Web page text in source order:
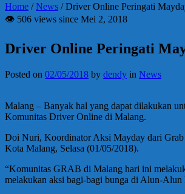
Home /News /Driver Online Peringati
👁 506 views since Mei 2, 2018
Driver Online Peringati
Posted on 02/05/2018 by dendy in News
Malang – Banyak hal yang dapat dilakukan
Komunitas Driver Online di Malang.
Doi Nuri, Koordinator Aksi Mayday dari Grab
Kota Malang, Selasa (01/05/2018).
“Komunitas GRAB di Malang hari ini
melakukan aksi bagi-bagi bunga di Alun-